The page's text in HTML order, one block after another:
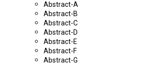
Abstract-A
Abstract-B
Abstract-C
Abstract-D
Abstract-E
Abstract-F
Abstract-G